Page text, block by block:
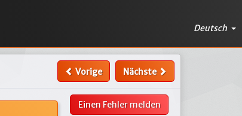
Deutsch
Vorige Nächste
Einen Fehler melden